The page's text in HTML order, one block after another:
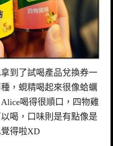
了試喝產品兌換券一
，蜆精喝起來很像蛤蠣
喝得很順口，四物雞
喝，口味則是有點像是
得啦XD